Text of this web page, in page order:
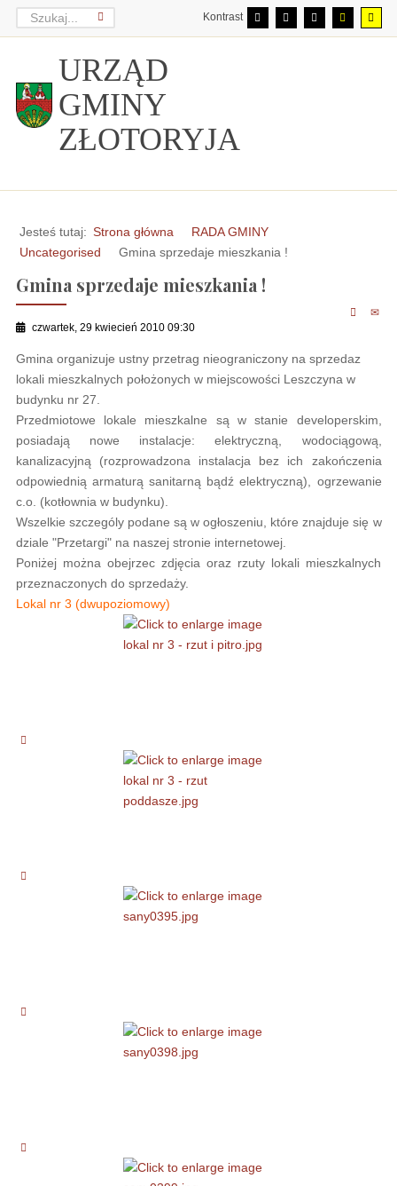
Kontrast
URZĄD
GMINY
ZŁOTORYJA
Jesteś tutaj: Strona główna
RADA GMINY
Uncategorised
Gmina sprzedaje mieszkania !
Gmina sprzedaje mieszkania !
czwartek, 29 kwiecień 2010 09:30
Gmina organizuje ustny przetrag nieograniczony na sprzedaz
lokali mieszkalnych położonych w miejscowości Leszczyna w
budynku nr 27.
Przedmiotowe lokale mieszkalne są w stanie developerskim,
posiadają nowe instalacje: elektryczną, wodociągową,
kanalizacyjną (rozprowadzona instalacja bez ich zakończenia
odpowiednią armaturą sanitarną bądź elektryczną), ogrzewanie
c.o. (kotłownia w budynku).
Wszelkie szczególy podane są w ogłoszeniu, które znajduje się w
dziale "Przetargi" na naszej stronie internetowej.
Poniżej można obejrzec zdjęcia oraz rzuty lokali mieszkalnych
przeznaczonych do sprzedaży.
Lokal nr 3 (dwupoziomowy)